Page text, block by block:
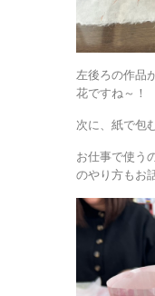
左後ろの作品
花ですね～！
次に、紙で包
お仕事で使う
のやり方もお